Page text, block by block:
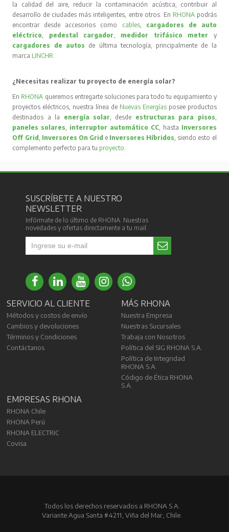
la calidad del aire, reducir la contaminación acústica, contribuir al
desarrollo de ciudades más inteligentes, entre otros. En RHONA podrás
encontrar desde accesorios como cables, cargadores de auto
eléctrico, pedestal cargador, medidor trifásico meter
y
cargadores de autos de última tecnología, principalmente de la
marca LINCHR.
¿Necesitas realizar tu proyecto de energía solar?
En RHONA queremos entregarte soluciones para todo tu equipamiento y
proyectos eléctricos, nuestra línea de Nuevas Energíasposee productos
destinados a la energía solar, desde estructuras para pisos,
paneles solares, interruptor automático CC, hasta Inversores
Off Grid, Inversores On Grid e Inversores Híbridos, siendo esto el
complemento perfecto para tu proyecto.
SUSCRÍBETE A NUESTRO
NEWSLETTER
Infórmate de lo último de RHONA. Nuestras
novedades y ofertas directamente a tu mail.
SERVICIO AL CLIENTE
Métodos y costos de envío
Cambios y devoluciones
Términos y Condiciones
Contáctanos
MÁS RHONA
Nuestra Empresa
Nuestras Sucursales
Trabaja con Nosotros
Política del SIG RHONA S.A.
Política de Integridad
RHONA S.A.
Código de Ética RHONA
S.A.
EMPRESAS RHONA
RHONA Chile
RHONA Perú
RHONA ELECTRIC
Covisa
Todos los derechos reservados a RHONA S.A.
Variante Agua Santa #4211, Viña del Mar, Chile.